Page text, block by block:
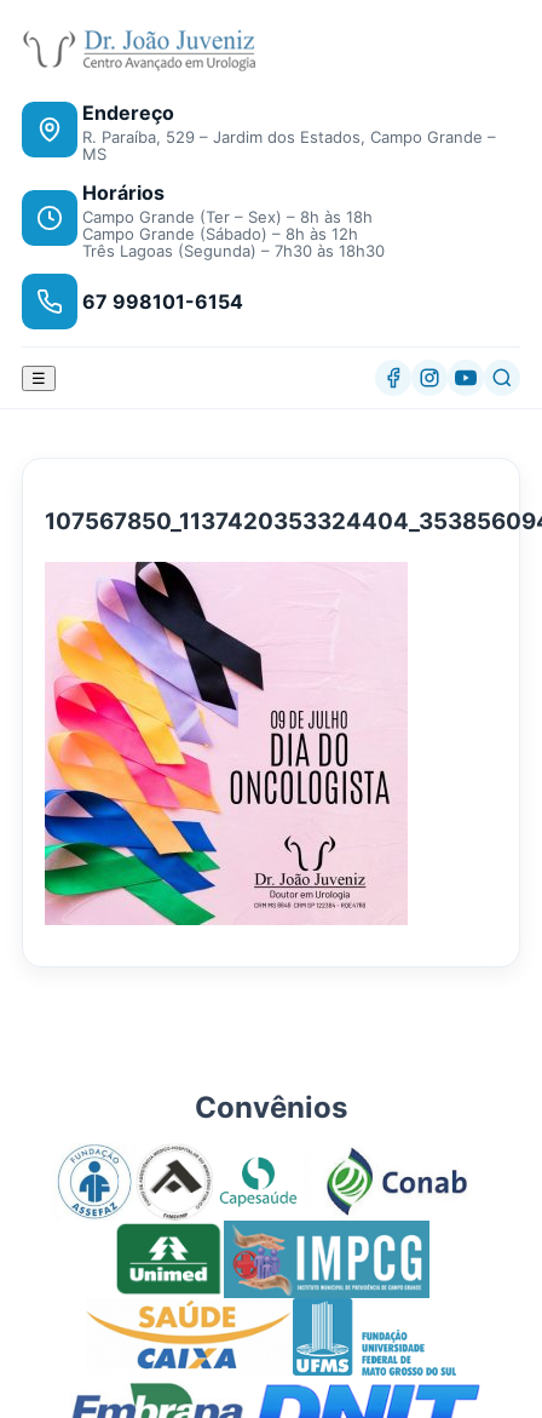
Endereço
R. Paraíba, 529 – Jardim dos Estados, Campo Grande –
MS
Horários
Campo Grande (Ter – Sex) – 8h às 18h
Campo Grande (Sábado) – 8h às 12h
Três Lagoas (Segunda) – 7h30 às 18h30
67 998101-6154
☰
Convênios